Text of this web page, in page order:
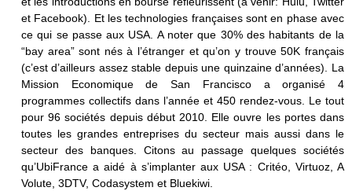
et Facebook). Et les technologies françaises sont en phase avec
ce qui se passe aux USA. A noter que 30% des habitants de la
“bay area” sont nés à l’étranger et qu’on y trouve 50K français
(c’est d’ailleurs assez stable depuis une quinzaine d’années). La
Mission Economique de San Francisco a organisé 4
programmes collectifs dans l’année et 450 rendez-vous. Le tout
pour 96 sociétés depuis début 2010. Elle ouvre les portes dans
toutes les grandes entreprises du secteur mais aussi dans le
secteur des banques. Citons au passage quelques sociétés
qu’UbiFrance a aidé à s’implanter aux USA : Critéo, Virtuoz, A
Volute, 3DTV, Codasystem et Bluekiwi.